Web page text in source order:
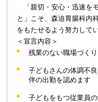
「親切 ・安心・迅速を
と」こそ、森迫胃腸科内
をもたせるよう努力して
＜宣言内容＞
残業のない職場づく
子どもさんの体調不
伴の出勤を認めます
子どもをもつ従業員